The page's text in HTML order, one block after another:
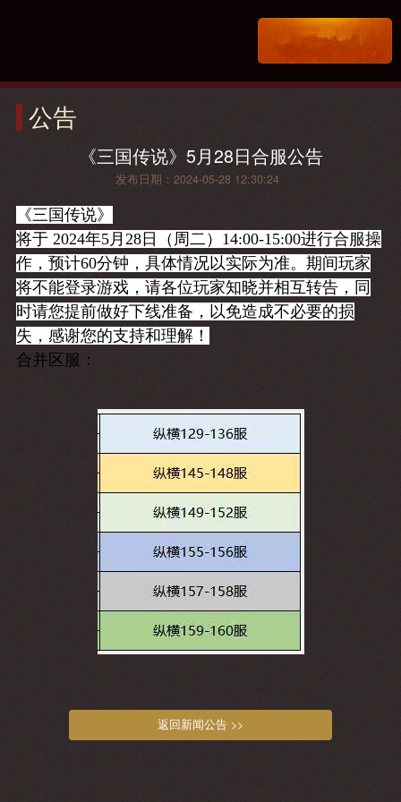
公告
《三国传说》5月28日合服公告
发布日期：2024-05-28 12:30:24
《三国传说》
将于 2024年5月28日（周二）14:00-15:00进行合服操
作，预计60分钟，具体情况以实际为准。期间玩家
将不能登录游戏，请各位玩家知晓并相互转告，同
时请您提前做好下线准备，以免造成不必要的损
失，感谢您的支持和理解！
合并区服：
返回新闻公告 >>